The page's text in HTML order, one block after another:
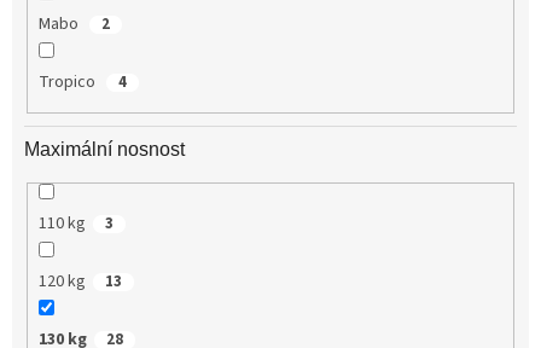
Mabo 2
Tropico 4
Maximální nosnost
110 kg 3
120 kg 13
130 kg 28